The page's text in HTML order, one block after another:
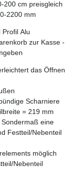
200 cm preisgleich
2200 mm
Alu
zur Kasse -
das Öffnen
Scharniere
= 219 mm
eine
Festteil/Nebenteil
möglich
Nebenteil